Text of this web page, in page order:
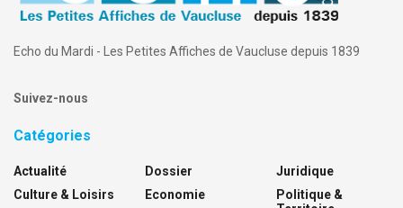
Echo du Mardi - Les Petites Affiches de Vaucluse depuis 1839
Suivez-nous
Catégories
Actualité
Culture & Loisirs
Dossier
Economie
Juridique
Politique &